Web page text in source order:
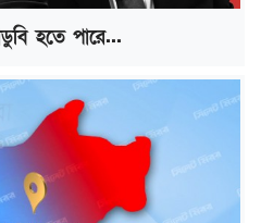
হতে পারে...